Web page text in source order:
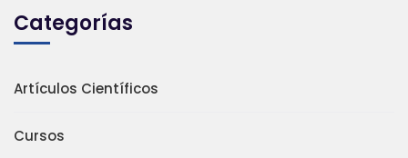
Categorías
Artículos Científicos
Cursos